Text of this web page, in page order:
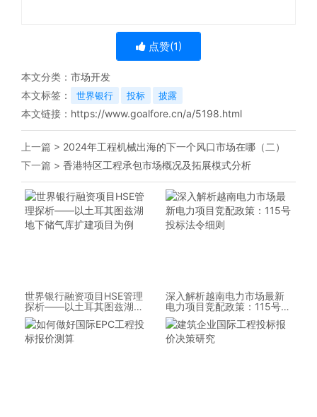
点赞(1)
本文分类： 市场开发
本文标签：
世界银行 投标 披露
本文链接： https://www.goalfore.cn/a/5198.html
上一篇 > 2024年工程机械出海的下一个风口市场在哪（二）
下一篇 > 香港特区工程承包市场概况及拓展模式分析
世界银行融资项目HSE管理
探析——以土耳其图兹湖地
下储气库扩建项目为例
深入解析越南电力市场最新
电力项目竞配政策：115号投
标法令细则